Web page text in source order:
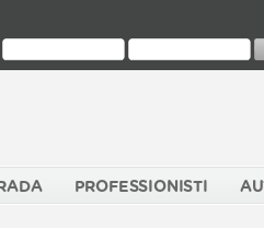
PROFESSIONISTI